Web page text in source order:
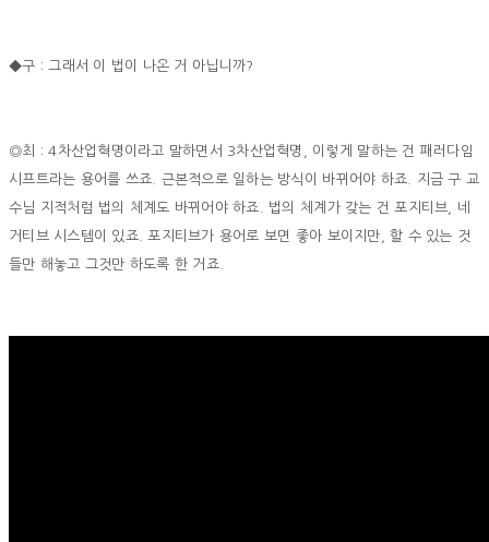
◆구 : 그래서 이 법이 나온 거 아닙니까?
◎최 : 4차산업혁명이라고 말하면서 3차산업혁명, 이렇게 말하는 건 패러다임
시프트라는 용어를 쓰죠. 근본적으로 일하는 방식이 바뀌어야 하죠. 지금 구 교
수님 지적처럼 법의 체계도 바뀌어야 하죠. 법의 체계가 갖는 건 포지티브, 네
거티브 시스템이 있죠. 포지티브가 용어로 보면 좋아 보이지만, 할 수 있는 것
들만 해놓고 그것만 하도록 한 거죠.